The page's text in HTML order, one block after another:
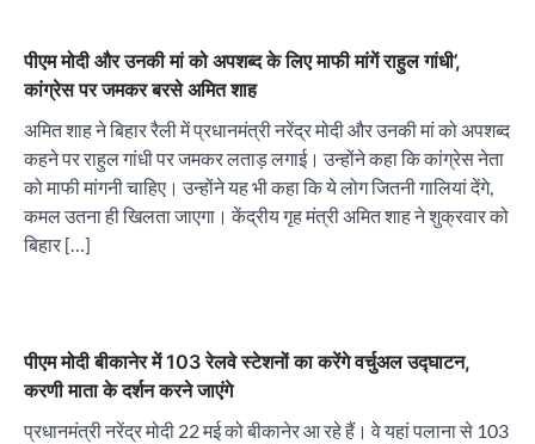
पीएम मोदी और उनकी मां को अपशब्द के लिए माफी मांगें राहुल गांधी’,
कांग्रेस पर जमकर बरसे अमित शाह
अमित शाह ने बिहार रैली में प्रधानमंत्री नरेंद्र मोदी और उनकी मां को अपशब्द
कहने पर राहुल गांधी पर जमकर लताड़ लगाई। उन्होंने कहा कि कांग्रेस नेता
को माफी मांगनी चाहिए। उन्होंने यह भी कहा कि ये लोग जितनी गालियां देंगे,
कमल उतना ही खिलता जाएगा। केंद्रीय गृह मंत्री अमित शाह ने शुक्रवार को
बिहार […]
पीएम मोदी बीकानेर में 103 रेलवे स्टेशनों का करेंगे वर्चुअल उद्घाटन,
करणी माता के दर्शन करने जाएंगे
प्रधानमंत्री नरेंद्र मोदी 22 मई को बीकानेर आ रहे हैं। वे यहां पलाना से 103